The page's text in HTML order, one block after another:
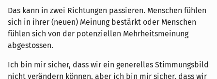
Das kann in zwei Richtungen passieren. Menschen fühlen
sich in ihrer (neuen) Meinung bestärkt oder Menschen
fühlen sich von der potenziellen Mehrheitsmeinung
abgestossen.
Ich bin mir sicher, dass wir ein generelles Stimmungsbild
nicht verändern können, aber ich bin mir sicher, dass wir